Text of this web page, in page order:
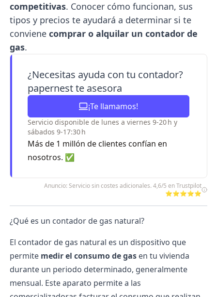
competitivas. Conocer cómo funcionan, sus
tipos y precios te ayudará a determinar si te
conviene comprar o alquilar un contador de
gas.
¿Necesitas ayuda con tu contador?
papernest te asesora
¡Te llamamos!
Servicio disponible de lunes a viernes 9-20 h y
sábados 9-17:30 h
Más de 1 millón de clientes confían en
nosotros. ✅
Anuncio: Servicio sin costes adicionales. 4,6/5 en Trustpilot
⭐⭐⭐⭐⭐
¿Qué es un contador de gas natural?
El contador de gas natural es un dispositivo que
permite medir el consumo de gas en tu vivienda
durante un periodo determinado, generalmente
mensual. Este aparato permite a las